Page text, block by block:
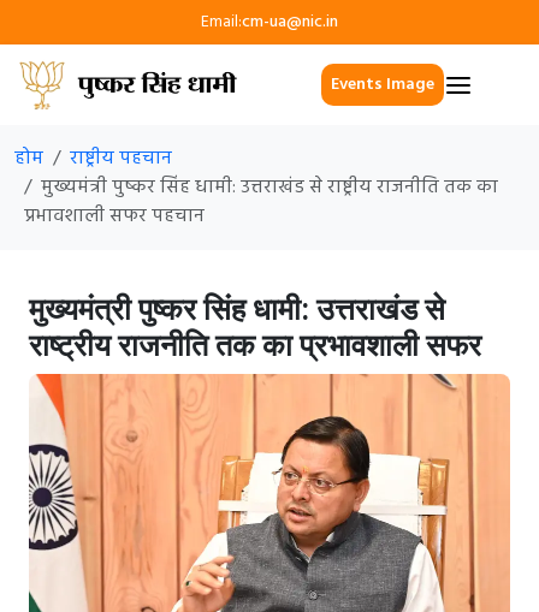
Email:cm-ua@nic.in
Events Image
होम
राष्ट्रीय पहचान
मुख्यमंत्री पुष्कर सिंह धामी: उत्तराखंड से राष्ट्रीय राजनीति तक का
प्रभावशाली सफर पहचान
मुख्यमंत्री पुष्कर सिंह धामी: उत्तराखंड से
राष्ट्रीय राजनीति तक का प्रभावशाली सफर